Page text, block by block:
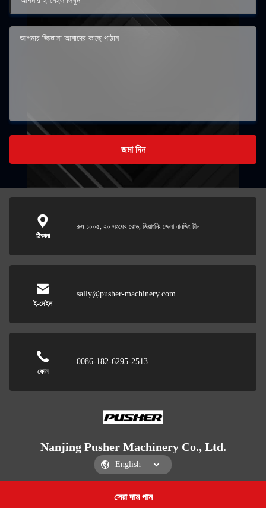
সেরা দাম পান
জমা দিন
ঠিকানা
রুম ১০০৫, ২০ সংফেং রোড, জিয়াংনিং জেলা নানজিং চীন
ই-মেইল
sally@pusher-machinery.com
ফোন
0086-182-6295-2513
Nanjing Pusher Machinery Co., Ltd.
Nanjing Pusher Machinery Co., Ltd.